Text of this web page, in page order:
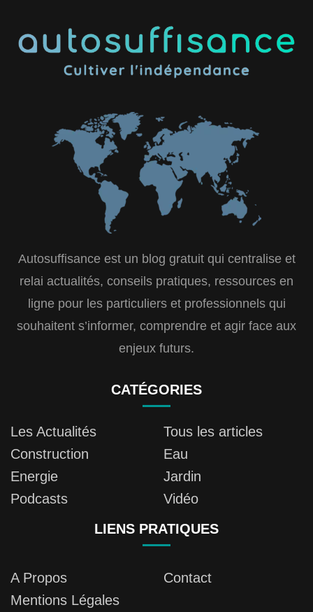
Autosuffisance est un blog gratuit qui centralise et
relai actualités, conseils pratiques, ressources en
ligne pour les particuliers et professionnels qui
souhaitent s’informer, comprendre et agir face aux
enjeux futurs.
CATÉGORIES
Les Actualités
Tous les articles
Construction
Eau
Energie
Jardin
Podcasts
Vidéo
LIENS PRATIQUES
A Propos
Contact
Mentions Légales